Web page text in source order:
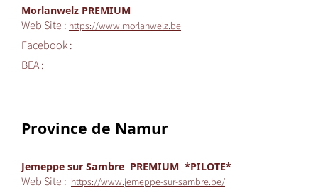
Morlanwelz PREMIUM
Web Site :https://www.morlanwelz.be
Facebook :
BEA :
Province de Namur
Jemeppe sur Sambre PREMIUM *PILOTE*
Web Site : https://www.jemeppe-sur-sambre.be/